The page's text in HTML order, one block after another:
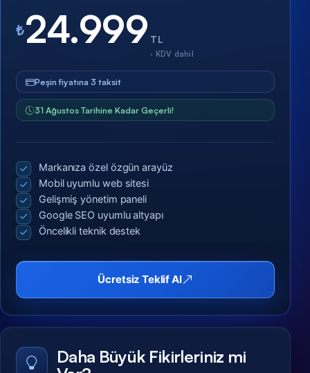
₺24.999 TL
· KDV dahil
Peşin fiyatına 3 taksit
31 Ağustos Tarihine Kadar Geçerli!
Markanıza özel özgün arayüz
Mobil uyumlu web sitesi
Gelişmiş yönetim paneli
Google SEO uyumlu altyapı
Öncelikli teknik destek
Ücretsiz Teklif Al
Daha Büyük Fikirleriniz mi